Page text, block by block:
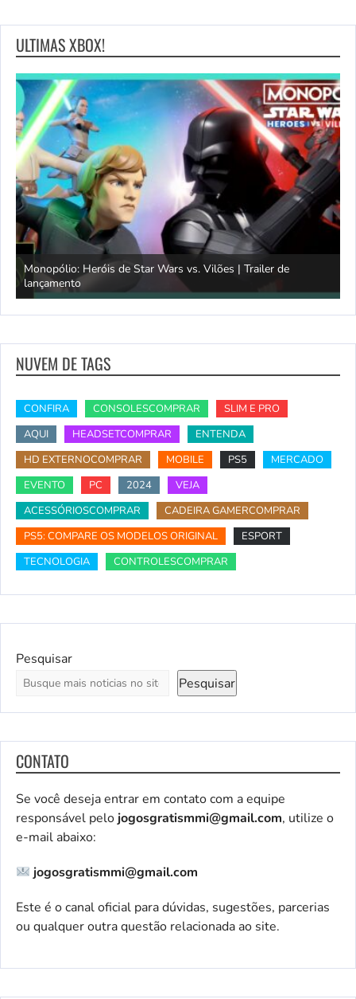
ULTIMAS XBOX!
Monopólio: Heróis de Star Wars vs. Vilões | Trailer de
lançamento
NUVEM DE TAGS
CONFIRA CONSOLESCOMPRAR
SLIM E PRO
AQUI
HEADSETCOMPRAR
ENTENDA
HD EXTERNOCOMPRAR
MOBILE PS5
MERCADO
EVENTO
PC 2024
VEJA
ACESSÓRIOSCOMPRAR
CADEIRA GAMERCOMPRAR
PS5: COMPARE OS MODELOS ORIGINAL
ESPORT
TECNOLOGIA
CONTROLESCOMPRAR
Pesquisar
Pesquisar
CONTATO
Se você deseja entrar em contato com a equipe
responsável pelojogosgratismmi@gmail.com, utilize o
e-mail abaixo:
jogosgratismmi@gmail.com
Este é o canal oficial para dúvidas, sugestões, parcerias
ou qualquer outra questão relacionada ao site.